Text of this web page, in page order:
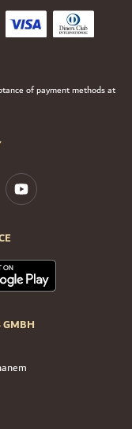
GMBH
of payment methods at